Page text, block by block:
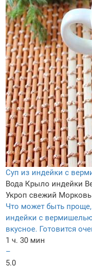
Суп из индейки с
Вода Крыло индейки
Укроп свежий Морковь
Что может быть
индейки с
вкусное. Готовится
1 ч. 30 мин
–
5.0